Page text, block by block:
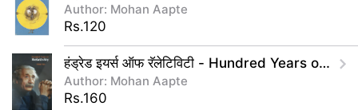
Author: Mohan Aapte
Rs.120
हंड्रेड इयर्स ऑफ रॅलेटिविटी - Hundred Years of Relativity
Author: Mohan Aapte
Rs.160